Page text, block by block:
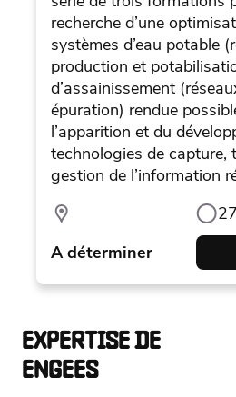
recherche d’une
systèmes d’eau potable
production et
d’assainissement
épuration) rendue
l’apparition et du
technologies de capture,
gestion de l’information
A déterminer
EXPERTISE DE
ENGEES